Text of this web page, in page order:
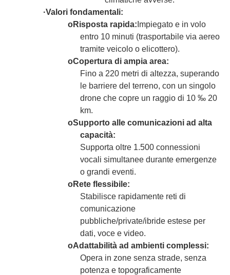
·Valori fondamentali:
oRisposta rapida: Impiegato e in volo
entro 10 minuti (trasportabile via aereo
tramite veicolo o elicottero).
oCopertura di ampia area:
Fino a 220 metri di altezza, superando
le barriere del terreno, con un singolo
drone che copre un raggio di 10 ‰ 20
km.
oSupporto alle comunicazioni ad alta
capacità:
Supporta oltre 1.500 connessioni
vocali simultanee durante emergenze
o grandi eventi.
oRete flessibile:
Stabilisce rapidamente reti di
comunicazione
pubbliche/private/ibride estese per
dati, voce e video.
oAdattabilità ad ambienti complessi:
Opera in zone senza strade, senza
potenza e topograficamente